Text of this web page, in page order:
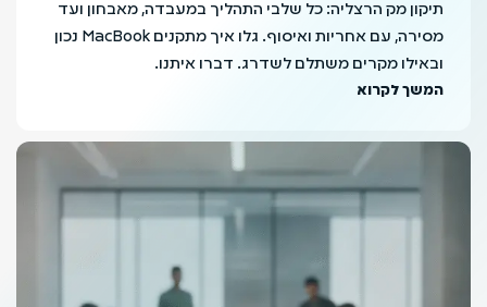
תיקון מק הרצליה: כל שלבי התהליך במעבדה, מאבחון ועד
מסירה, עם אחריות ואיסוף. גלו איך מתקנים MacBook נכון
ובאילו מקרים משתלם לשדרג. דברו איתנו.
המשך לקרוא